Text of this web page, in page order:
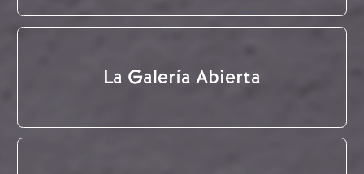
La Galería Abierta